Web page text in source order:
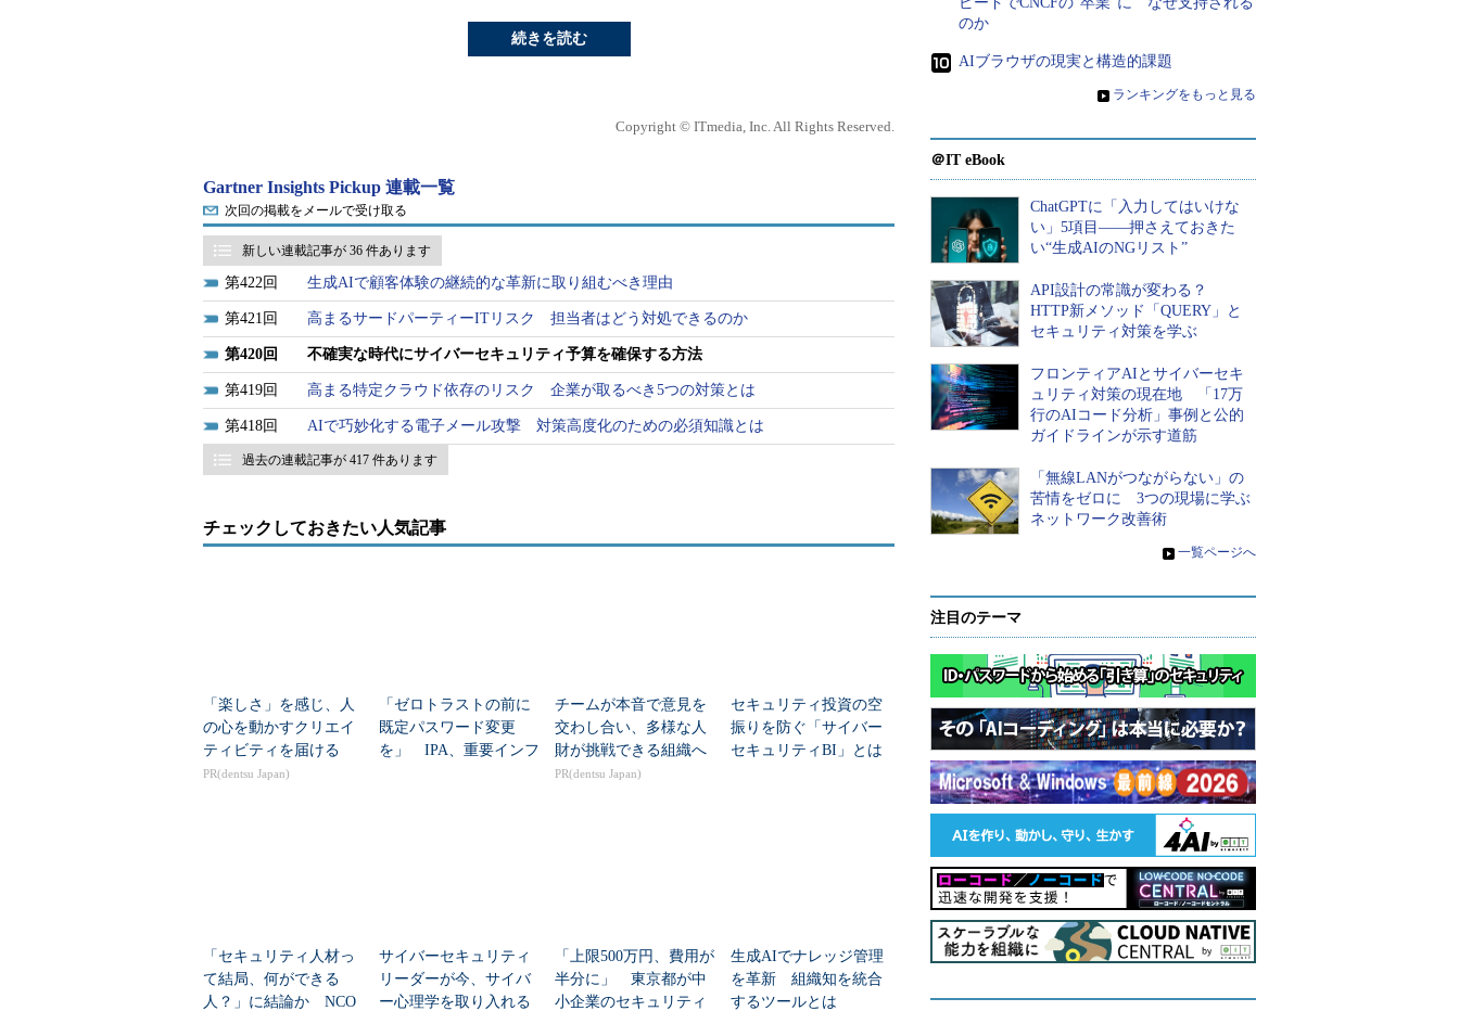
続きを読む
Copyright © ITmedia, Inc. All Rights Reserved.
Gartner Insights Pickup 連載一覧
次回の掲載をメールで受け取る
新しい連載記事が 36 件あります
422 生成AIで顧客体験の継続的な革新に取り組むべき理由
421 高まるサードパーティーITリスク 担当者はどう対処できるのか
420 不確実な時代にサイバーセキュリティ予算を確保する方法
419 高まる特定クラウド依存のリスク 企業が取るべき5つの対策とは
418 AIで巧妙化する電子メール攻撃 対策高度化のための必須知識とは
過去の連載記事が 417 件あります
チェックしておきたい人気記事
「楽しさ」を感じ、人
の心を動かすクリエイ
ティビティを届ける
PR(dentsu Japan)
「ゼロトラストの前に
既定パスワード変更
を」 IPA、重要インフ
チームが本音で意見を
交わし合い、多様な人
財が挑戦できる組織へ
PR(dentsu Japan)
セキュリティ投資の空
振りを防ぐ「サイバー
セキュリティBI」とは
「セキュリティ人材っ
て結局、何ができる
人？」に結論か NCO
サイバーセキュリティ
リーダーが今、サイバ
ー心理学を取り入れる
「上限500万円、費用が
半分に」 東京都が中
小企業のセキュリティ
生成AIでナレッジ管理
を革新 組織知を統合
するツールとは
のか
AIブラウザの現実と構造的課題
» ランキングをもっと見る
＠IT eBook
ChatGPTに「入力してはいけな
い」5項目――押さえておきた
い“生成AIのNGリスト”
API設計の常識が変わる？
HTTP新メソッド「QUERY」と
セキュリティ対策を学ぶ
フロンティアAIとサイバーセキ
ュリティ対策の現在地 「17万
行のAIコード分析」事例と公的
ガイドラインが示す道筋
「無線LANがつながらない」の
苦情をゼロに 3つの現場に学ぶ
ネットワーク改善術
» 一覧ページへ
注目のテーマ